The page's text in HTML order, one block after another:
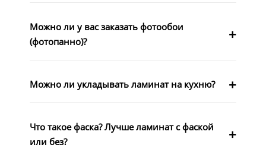
Можно ли у вас заказать фотообои
(фотопанно)?
Можно ли укладывать ламинат на кухню?
Что такое фаска? Лучше ламинат с фаской
или без?